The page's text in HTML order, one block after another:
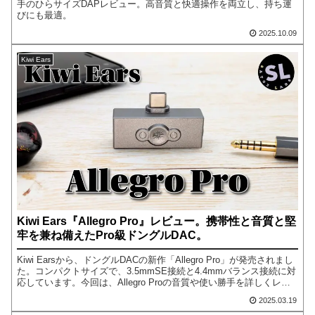
手のひらサイズDAPレビュー。高音質と快適操作を両立し、持ち運
びにも最適。
2025.10.09
Kiwi Ears
Kiwi Ears『Allegro Pro』レビュー。携帯性と音質と堅
牢を兼ね備えたPro級ドングルDAC。
Kiwi Earsから、ドングルDACの新作「Allegro Pro」が発売されまし
た。コンパクトサイズで、3.5mmSE接続と4.4mmバランス接続に対
応しています。今回は、Allegro Proの音質や使い勝手を詳しくレビ
2025.03.19